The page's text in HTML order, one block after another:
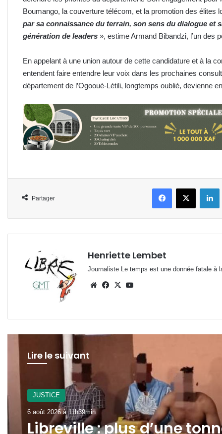
Boumango, la couverture télécom, et la promotion des élites
par sa connaissance du terrain, son sens du dialogue et
génération de leaders », estime Armand Bibandzi, l’un des
En appelant à une union autour de cette candidature et à la
entendent faire entendre leur voix dans les prochaines
département de l’Ogooué-Létili, longtemps oublié, devienne
Partager
FacebookX
Henriette Lembet
Journaliste Le temps est une donnée fatale à
WebsiteFacebook
X
Lire le suivant
JUSTICE
6 août 2026 à 11h39min
Libreville : plus d’une